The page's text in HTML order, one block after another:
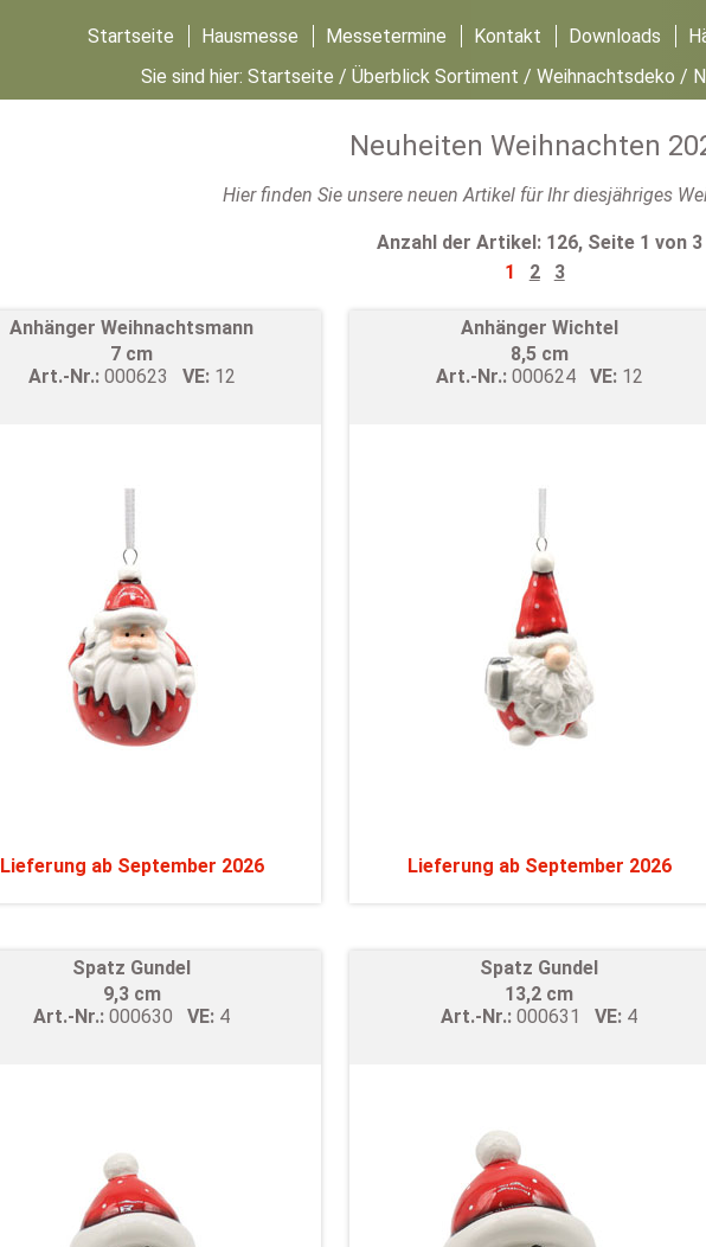
Startseite Hausmesse Messetermine Kontakt Downloads
Sie sind hier: Startseite / Überblick Sortiment / Weihnachtsdeko /
Neuheiten Weihnachten
Hier finden Sie unsere neuen Artikel für Ihr diesjähriges
Anzahl der Artikel: 126, Seite 1 von 3
1
2 3
Anhänger Weihnachtsmann
7 cm
Art.-Nr.: 000623 VE: 12
Lieferung ab September 2026
Anhänger Wichtel
8,5 cm
Art.-Nr.: 000624 VE: 12
Lieferung ab September 2026
Spatz Gundel
9,3 cm
Art.-Nr.:000630VE: 4
Spatz Gundel
13,2 cm
Art.-Nr.:000631VE: 4